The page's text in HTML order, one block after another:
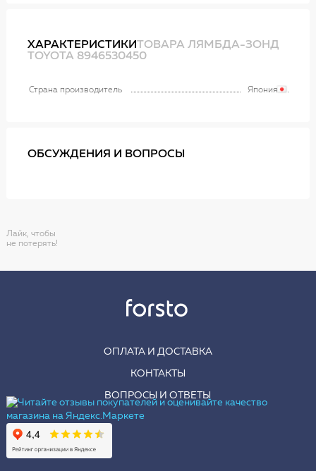
ХАРАКТЕРИСТИКИТОВАРА ЛЯМБДА-ЗОНД
TOYOTA 8946530450
Страна производитель Япония
ОБСУЖДЕНИЯ И ВОПРОСЫ
Лайк, чтобы
не потерять!
ОПЛАТА И ДОСТАВКА
КОНТАКТЫ
ВОПРОСЫ И ОТВЕТЫ